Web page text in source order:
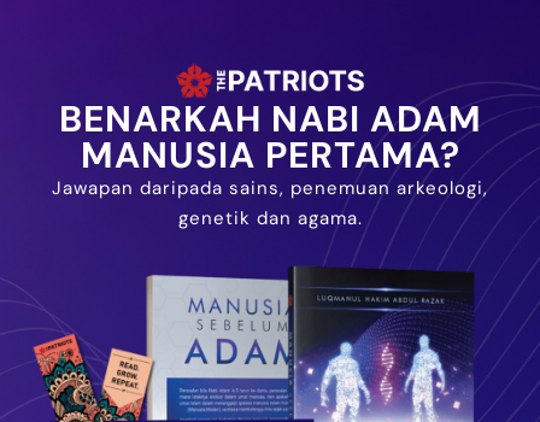
BENARKAH NABI ADAM
MANUSIA PERTAMA?
Jawapan daripada sains, penemuan arkeologi,
genetik dan agama.